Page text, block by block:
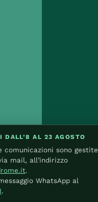
DALL’8 AL 23 AGOSTO
comunicazioni sono gestite
mail, all’indirizzo
.
WhatsApp al
.